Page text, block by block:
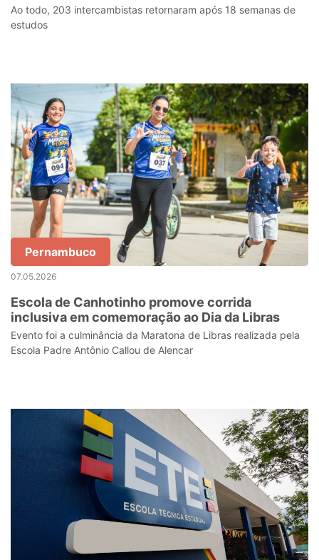
Ao todo, 203 intercambistas retornaram após 18 semanas de
estudos
Pernambuco
07.05.2026
Escola de Canhotinho promove corrida
inclusiva em comemoração ao Dia da Libras
Evento foi a culminância da Maratona de Libras realizada pela
Escola Padre Antônio Callou de Alencar